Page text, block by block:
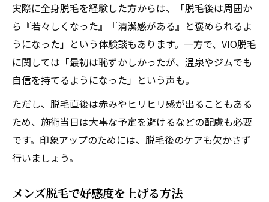
実際に全身脱毛を経験した方からは、「脱毛後は周囲か
ら『若々しくなった』『清潔感がある』と褒められるよ
うになった」という体験談もあります。一方で、VIO脱毛
に関しては「最初は恥ずかしかったが、温泉やジムでも
自信を持てるようになった」という声も。
ただし、脱毛直後は赤みやヒリヒリ感が出ることもある
ため、施術当日は大事な予定を避けるなどの配慮も必要
です。印象アップのためには、脱毛後のケアも欠かさず
行いましょう。
メンズ脱毛で好感度を上げる方法